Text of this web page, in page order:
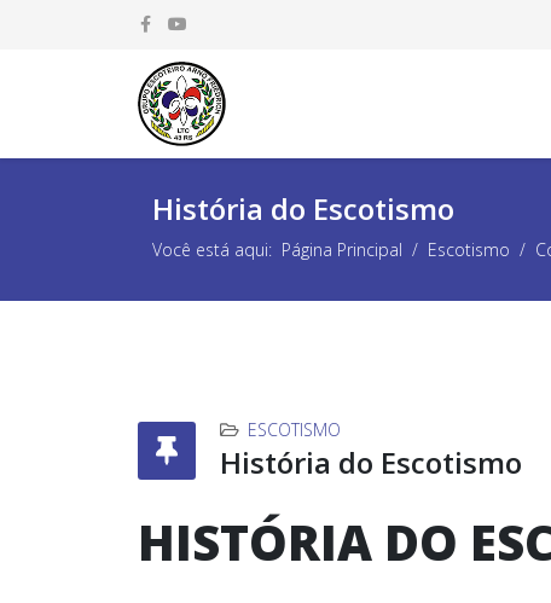
História do Escotismo
Você está aqui: Página Principal Escotismo
ESCOTISMO
História do Escotismo
HISTÓRIA DO